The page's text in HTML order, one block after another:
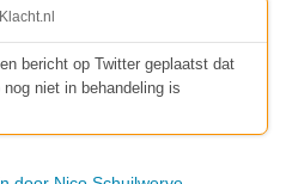
bericht op Twitter geplaatst dat
niet in behandeling is